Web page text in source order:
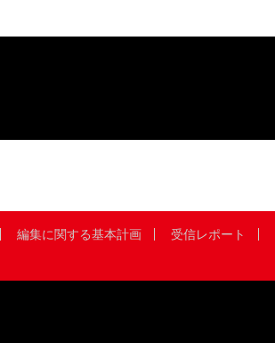
編集に関する基本計画 受信レポート